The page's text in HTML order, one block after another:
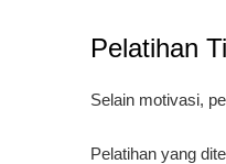
Pelatihan
Selain motivasi,
Pelatihan yang